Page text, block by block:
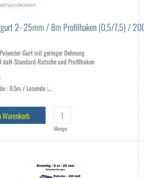
Versandkosten
2- 25mm / 8m Profilhaken (0,5/7,5) /
Gurt mit geringer Dehnung
Standard-Ratsche und Profilhaken
: 0,5m / Losende :...
Menge
Warenkorb